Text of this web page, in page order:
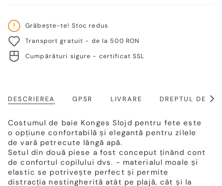
Grăbește-te! Stoc redus
Transport gratuit - de la 500 RON
Cumpărături sigure - certificat SSL
DESCRIEREA GPSR LIVRARE DREPTUL DE
Costumul de baie Konges Slojd pentru fete este
o opțiune confortabilă și elegantă pentru zilele
de vară petrecute lângă apă.
Setul din două piese a fost conceput ținând cont
de confortul copilului dvs. - materialul moale și
elastic se potrivește perfect și permite
distracția nestingherită atât pe plajă, cât și la